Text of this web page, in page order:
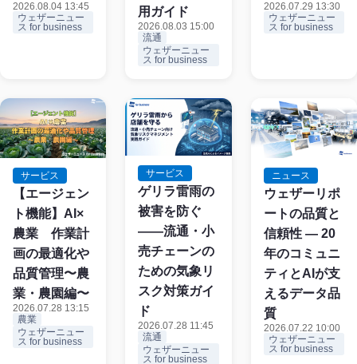
2026.08.04 13:45
ウェザーニュー
ス for business
用ガイド
2026.08.03 15:00
流通
ウェザーニュー
ス for business
2026.07.29 13:30
ウェザーニュー
ス for business
サービス
【エージェン
ト機能】AI×
農業 作業計
画の最適化や
品質管理〜農
業・農園編〜
2026.07.28 13:15
農業
ウェザーニュー
ス for business
サービス
ゲリラ雷雨の
被害を防ぐ
——流通・小
売チェーンの
ための気象リ
スク対策ガイ
ド
2026.07.28 11:45
流通
ウェザーニュー
ス for business
ニュース
ウェザーリポ
ートの品質と
信頼性 ― 20
年のコミュニ
ティとAIが支
えるデータ品
質
2026.07.22 10:00
ウェザーニュー
ス for business